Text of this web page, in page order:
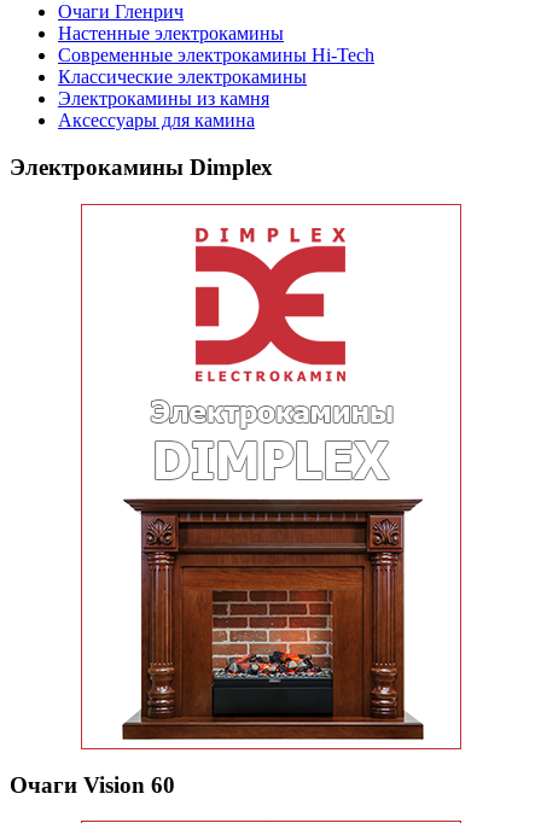
Очаги Гленрич
Настенные электрокамины
Современные электрокамины Hi-Tech
Классические электрокамины
Электрокамины из камня
Аксессуары для камина
Электрокамины Dimplex
Очаги Vision 60